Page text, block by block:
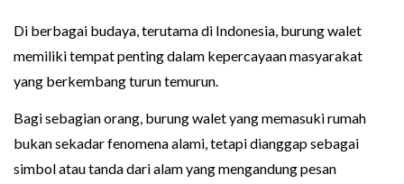
Di berbagai budaya, terutama di Indonesia, burung walet
memiliki tempat penting dalam kepercayaan masyarakat
yang berkembang turun temurun.
Bagi sebagian orang, burung walet yang memasuki rumah
bukan sekadar fenomena alami, tetapi dianggap sebagai
simbol atau tanda dari alam yang mengandung pesan